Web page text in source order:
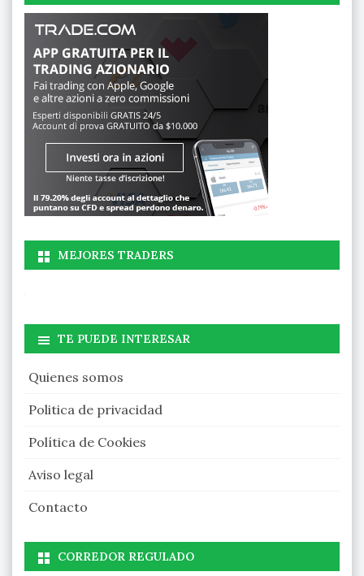
MEJORES TRADERS
TE PUEDE INTERESAR
Quienes somos
Politica de privacidad
Política de Cookies
Aviso legal
Contacto
CORREDOR REGULADO